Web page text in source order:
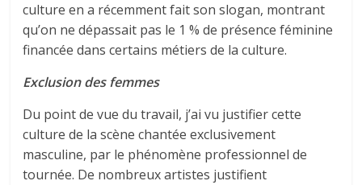
culture en a récemment fait son slogan, montrant
qu’on ne dépassait pas le 1 % de présence féminine
financée dans certains métiers de la culture.
Exclusion des femmes
Du point de vue du travail, j’ai vu justifier cette
culture de la scène chantée exclusivement
masculine, par le phénomène professionnel de
tournée. De nombreux artistes justifient